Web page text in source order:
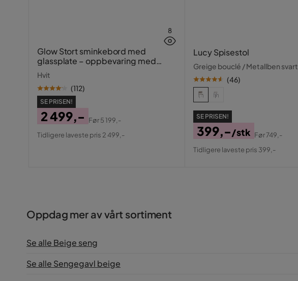
8
Glow Stort sminkebord med
glassplate – oppbevaring med
skuffer og rom 120 cm
Hvit
(112)
SE PRISEN!
Pris
2 499,-
Original
Før5 199,-
Tidligere laveste pris 2 499,-
Lucy Spisestol
Greige bouclé / Metallben svart
(46)
SE PRISEN!
Pris
399,-/stk
Original
Før749,-
Tidligere laveste pris 399,-
Oppdag mer av vårt sortiment
Se alle Beige seng
Se alle Sengegavl beige